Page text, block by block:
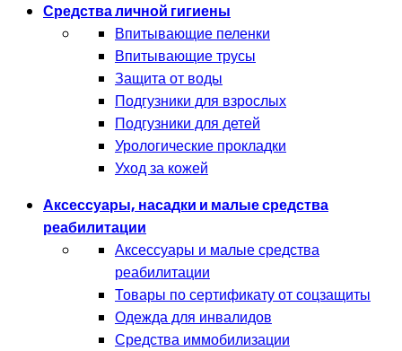
Средства личной гигиены
Впитывающие пеленки
Впитывающие трусы
Защита от воды
Подгузники для взрослых
Подгузники для детей
Урологические прокладки
Уход за кожей
Аксессуары, насадки и малые средства
реабилитации
Аксессуары и малые средства
реабилитации
Товары по сертификату от соцзащиты
Одежда для инвалидов
Средства иммобилизации